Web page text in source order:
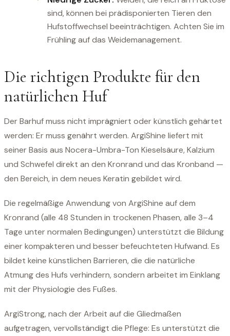
sind, können bei prädisponierten Tieren den
Hufstoffwechsel beeinträchtigen. Achten Sie im
Frühling auf das Weidemanagement.
Die richtigen Produkte für den
natürlichen Huf
Der Barhuf muss nicht imprägniert oder künstlich gehärtet
werden: Er muss genährt werden. ArgiShine liefert mit
seiner Basis aus Nocera-Umbra-Ton Kieselsäure, Kalzium
und Schwefel direkt an den Kronrand und das Kronband —
den Bereich, in dem neues Keratin gebildet wird.
Die regelmäßige Anwendung von ArgiShine auf dem
Kronrand (alle 48 Stunden in trockenen Phasen, alle 3–4
Tage unter normalen Bedingungen) unterstützt die Bildung
einer kompakteren und besser befeuchteten Hufwand. Es
bildet keine künstlichen Barrieren, die die natürliche
Atmung des Hufs verhindern, sondern arbeitet im Einklang
mit der Physiologie des Fußes.
ArgiStrong, nach der Arbeit auf die Gliedmaßen
aufgetragen, vervollständigt die Pflege: Es unterstützt die